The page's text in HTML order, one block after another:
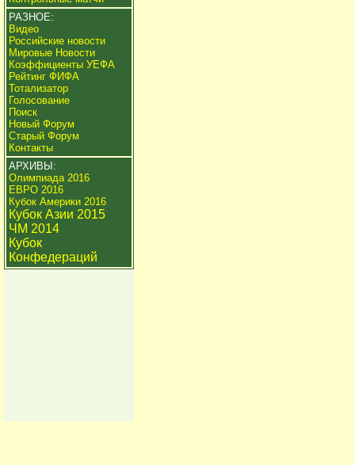
РАЗНОЕ:
Видео
Российские новости
Мировые Новости
Коэффициенты УЕФА
Рейтинг ФИФА
Тотализатор
Голосование
Поиск
Новый Форум
Старый Форум
Контакты
АРХИВЫ:
Олимпиада 2016
ЕВРО 2016
Кубок Америки 2016
Кубок Азии 2015
ЧМ 2014
Кубок
Конфедераций